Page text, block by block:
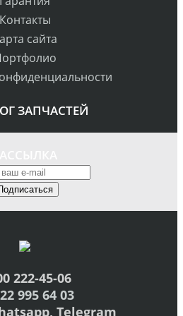
Контакты
сайта
ЗАПЧАСТЕЙ
222-45-06
995 64 03